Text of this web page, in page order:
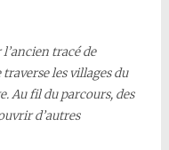
tracé de
les villages du
Au fil du parcours, des
d’autres